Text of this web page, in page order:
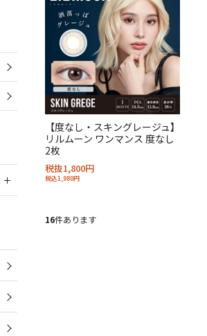
【度なし・スキングレージュ】
リルムーン ワンマンス 度なし
2枚
税抜1,800円
税込1,980円
16件あります